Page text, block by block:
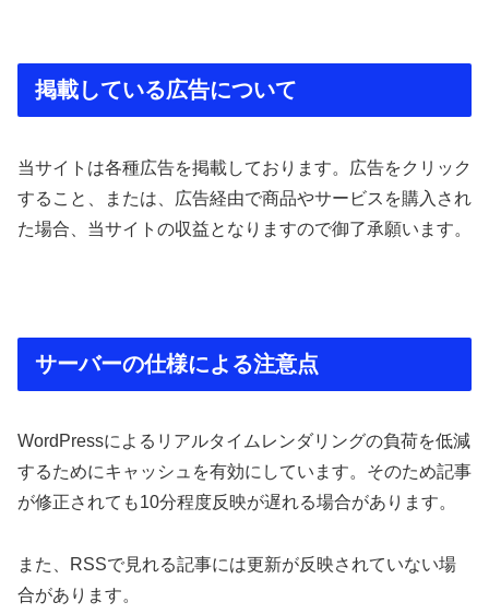
掲載している広告について
当サイトは各種広告を掲載しております。広告をクリック
すること、または、広告経由で商品やサービスを購入され
た場合、当サイトの収益となりますので御了承願います。
サーバーの仕様による注意点
WordPressによるリアルタイムレンダリングの負荷を低減
するためにキャッシュを有効にしています。そのため記事
が修正されても10分程度反映が遅れる場合があります。
また、RSSで見れる記事には更新が反映されていない場
合があります。